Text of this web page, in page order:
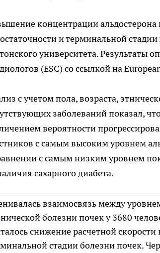
концентрации альдостерона
и терминальной
университета. Результаты
(ESC) со ссылкой на
с учетом пола, возраста,
заболеваний показал,
вероятности
с самым высоким уровнем
с самым низким уровнем
сахарного диабета.
взаимосвязь между
болезни почек у 3680
снижение расчетной
стадии болезни почек.